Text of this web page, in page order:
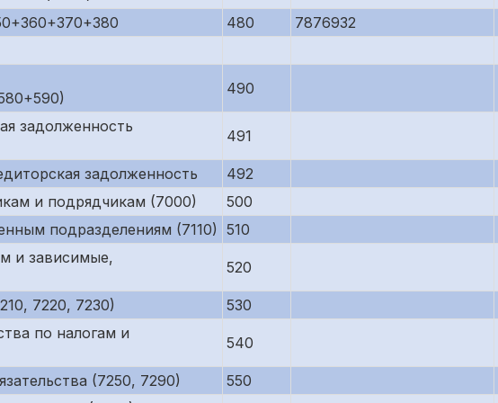
480 7876932
490
задолженность
491
задолженность
492
и подрядчикам (7000)
500
подразделениям (7110) 510
и зависимые,
520
7220, 7230)
530
по налогам и
540
(7250, 7290)
550